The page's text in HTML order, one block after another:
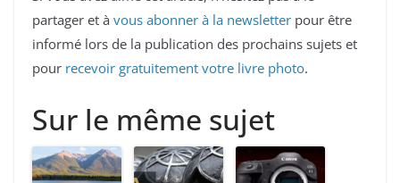
partager et à vous abonner à la newsletter pour être
informé lors de la publication des prochains sujets et
pour recevoir gratuitement votre livre photo.
Sur le même sujet